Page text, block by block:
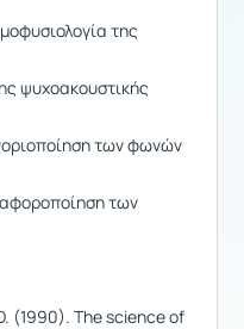
της
ψυχοακουστικής
των φωνών
των
(1990). The science of